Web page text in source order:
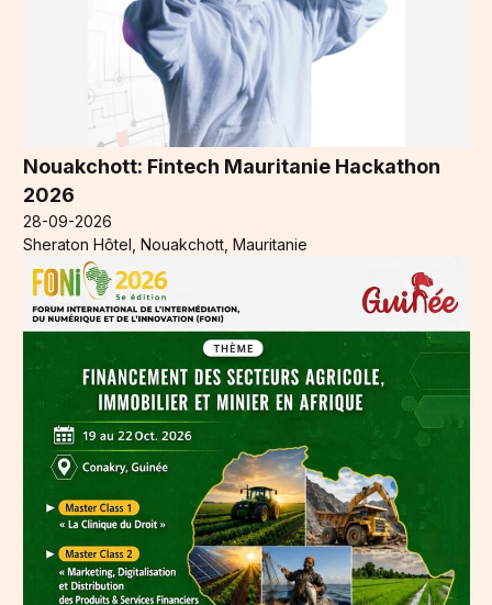
Nouakchott: Fintech Mauritanie Hackathon
2026
28-09-2026
Sheraton Hôtel, Nouakchott, Mauritanie